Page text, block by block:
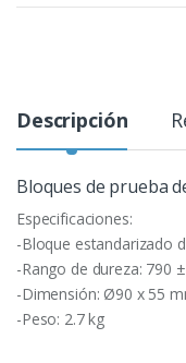
Descripción
Bloques de prueba
Especificaciones:
-Bloque estandarizado
-Rango de dureza: 790
-Dimensión: Ø90 x 55
-Peso: 2.7 kg